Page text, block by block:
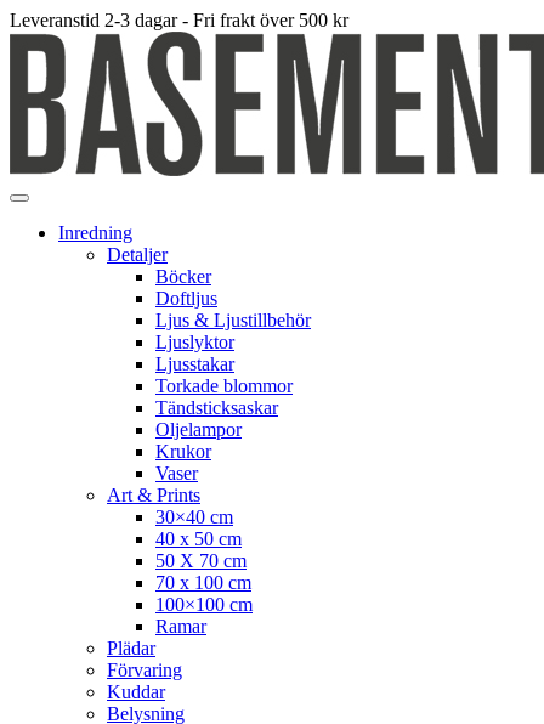
Leveranstid 2-3 dagar - Fri frakt över 500 kr
Inredning
Detaljer
Böcker
Doftljus
Ljus & Ljustillbehör
Ljuslyktor
Ljusstakar
Torkade blommor
Tändsticksaskar
Oljelampor
Krukor
Vaser
Art & Prints
30×40 cm
40 x 50 cm
50 X 70 cm
70 x 100 cm
100×100 cm
Ramar
Plädar
Förvaring
Kuddar
Belysning